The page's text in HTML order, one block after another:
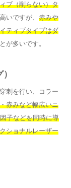
ブ（削らない）タ
いですが、 赤みや
ティブタイプはダ
が多いです。
刺を行い、コラー
赤みなど幅広いニ
子などを同時に導
ショナルレーザー